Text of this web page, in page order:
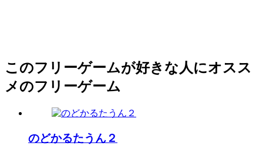
このフリーゲームが好きな人にオスス
メのフリーゲーム
のどかるたうん２